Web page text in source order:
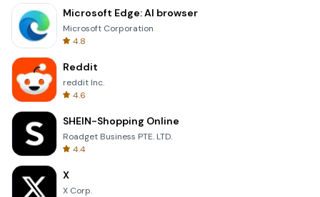
Microsoft Edge: AI browser
Microsoft Corporation
4.8
Reddit
reddit Inc.
4.6
SHEIN-Shopping Online
Roadget Business PTE. LTD.
4.4
X
X Corp.